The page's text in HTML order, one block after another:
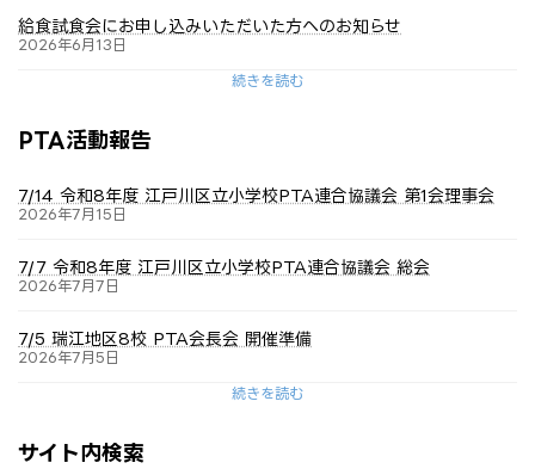
給食試食会にお申し込みいただいた方へのお知らせ
2026年6月13日
続きを読む
PTA活動報告
7/14 令和8年度 江戸川区立小学校PTA連合協議会 第1会理事会
2026年7月15日
7/7 令和8年度 江戸川区立小学校PTA連合協議会 総会
2026年7月7日
7/5 瑞江地区8校 PTA会長会 開催準備
2026年7月5日
続きを読む
サイト内検索